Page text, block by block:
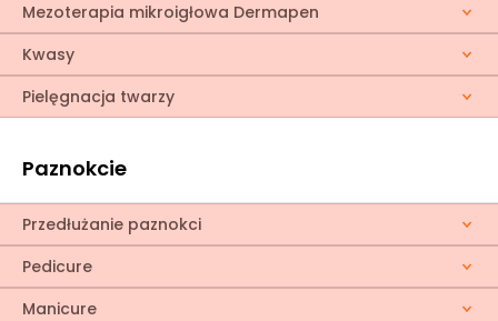
Mezoterapia mikroigłowa Dermapen
Kwasy
Pielęgnacja twarzy
Paznokcie
Przedłużanie paznokci
Pedicure
Manicure